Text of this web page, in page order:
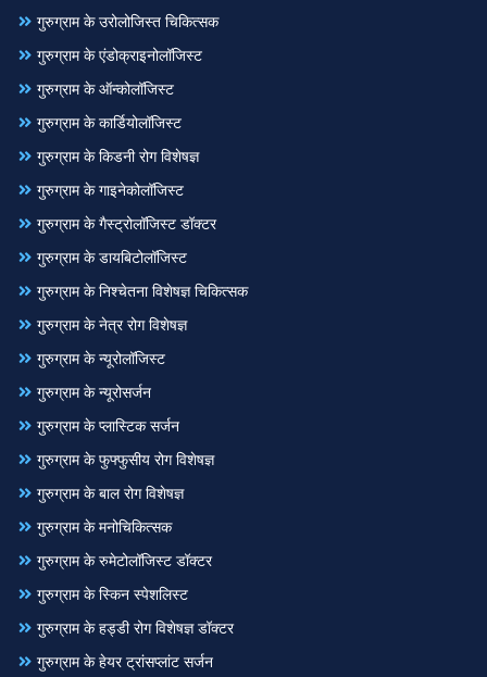
गुरुग्राम के उरोलोजिस्त चिकित्सक
गुरुग्राम के एंडोक्राइनोलॉजिस्ट
गुरुग्राम के ऑन्कोलॉजिस्ट
गुरुग्राम के कार्डियोलॉजिस्ट
गुरुग्राम के किडनी रोग विशेषज्ञ
गुरुग्राम के गाइनेकोलॉजिस्ट
गुरुग्राम के गैस्ट्रोलॉजिस्ट डॉक्टर
गुरुग्राम के डायबिटोलॉजिस्ट
गुरुग्राम के निश्चेतना विशेषज्ञ चिकित्सक
गुरुग्राम के नेत्र रोग विशेषज्ञ
गुरुग्राम के न्यूरोलॉजिस्ट
गुरुग्राम के न्यूरोसर्जन
गुरुग्राम के प्लास्टिक सर्जन
गुरुग्राम के फुफ्फुसीय रोग विशेषज्ञ
गुरुग्राम के बाल रोग विशेषज्ञ
गुरुग्राम के मनोचिकित्सक
गुरुग्राम के रुमेटोलॉजिस्ट डॉक्टर
गुरुग्राम के स्किन स्पेशलिस्ट
गुरुग्राम के हड्डी रोग विशेषज्ञ डॉक्टर
गुरुग्राम के हेयर ट्रांसप्लांट सर्जन